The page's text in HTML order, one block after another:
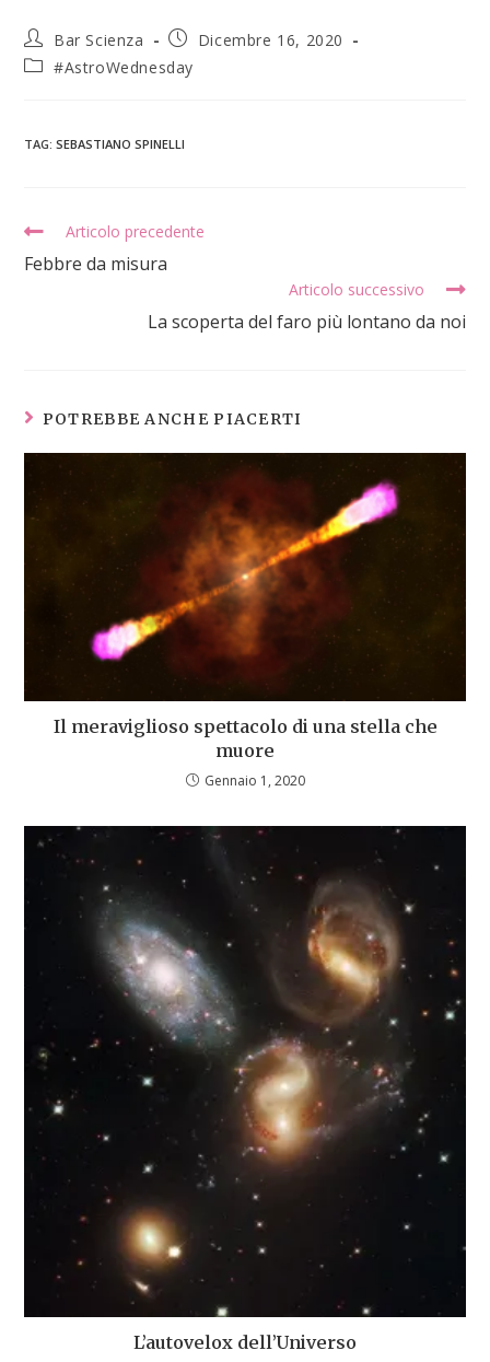
Bar Scienza
Dicembre 16, 2020
#AstroWednesday
TAG:SEBASTIANO SPINELLI
Articolo precedente
Febbre da misura
Articolo successivo
La scoperta del faro più lontano da noi
POTREBBE ANCHE PIACERTI
Il meraviglioso spettacolo di una stella che
muore
Gennaio 1, 2020
L’autovelox dell’Universo